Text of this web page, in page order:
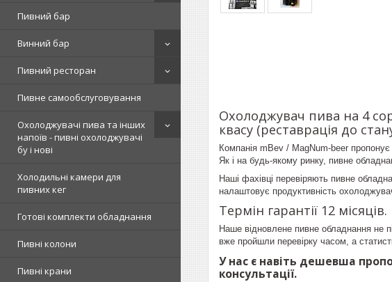
Пивний бар
Винний бар
Пивний ресторан
Пивне самообслуговування
Охолоджувачі пива та інших
напоїв - пивні охолоджувачі
бу і нові
Холодильні камери для
пивних кег
Готові комплекти обладнання
Пивні колони
Пивні крани
Охолоджувач пива на 4
квасу (реставрація до
Компанія mBev / MagNum-beer
Як і на будь-якому ринку, пивне
Наші фахівці перевіряють пивне
налаштовує продуктивність
Термін гарантії 12 місяців.
Наше відновлене пивне обладнання не
вже пройшли перевірку часом, а
У нас є навіть дешевша
консультації.